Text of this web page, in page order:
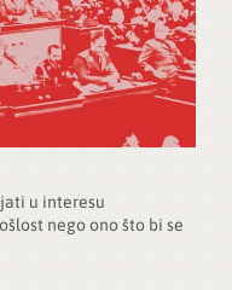
u interesu
nego ono što bi se